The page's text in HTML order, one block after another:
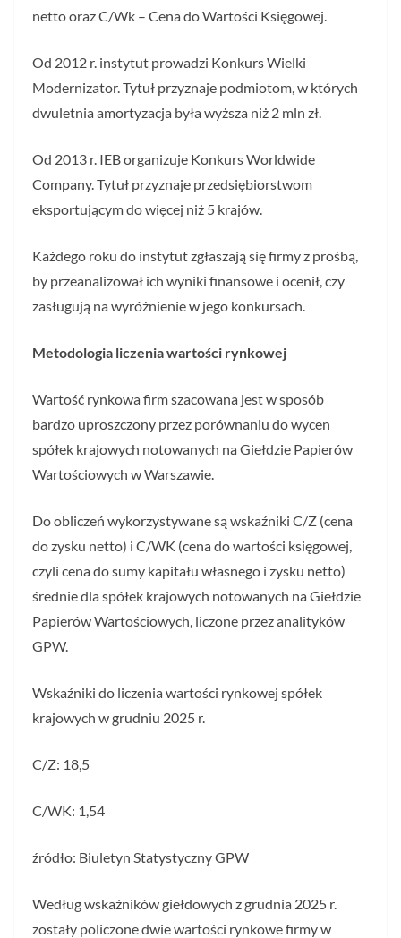
netto oraz C/Wk – Cena do Wartości Księgowej.
Od 2012 r. instytut prowadzi Konkurs Wielki
Modernizator. Tytuł przyznaje podmiotom, w których
dwuletnia amortyzacja była wyższa niż 2 mln zł.
Od 2013 r. IEB organizuje Konkurs Worldwide
Company. Tytuł przyznaje przedsiębiorstwom
eksportującym do więcej niż 5 krajów.
Każdego roku do instytut zgłaszają się firmy z prośbą,
by przeanalizował ich wyniki finansowe i ocenił, czy
zasługują na wyróżnienie w jego konkursach.
Metodologia liczenia wartości rynkowej
Wartość rynkowa firm szacowana jest w sposób
bardzo uproszczony przez porównaniu do wycen
spółek krajowych notowanych na Giełdzie Papierów
Wartościowych w Warszawie.
Do obliczeń wykorzystywane są wskaźniki C/Z (cena
do zysku netto) i C/WK (cena do wartości księgowej,
czyli cena do sumy kapitału własnego i zysku netto)
średnie dla spółek krajowych notowanych na Giełdzie
Papierów Wartościowych, liczone przez analityków
GPW.
Wskaźniki do liczenia wartości rynkowej spółek
krajowych w grudniu 2025 r.
C/Z: 18,5
C/WK: 1,54
źródło: Biuletyn Statystyczny GPW
Według wskaźników giełdowych z grudnia 2025 r.
zostały policzone dwie wartości rynkowe firmy w